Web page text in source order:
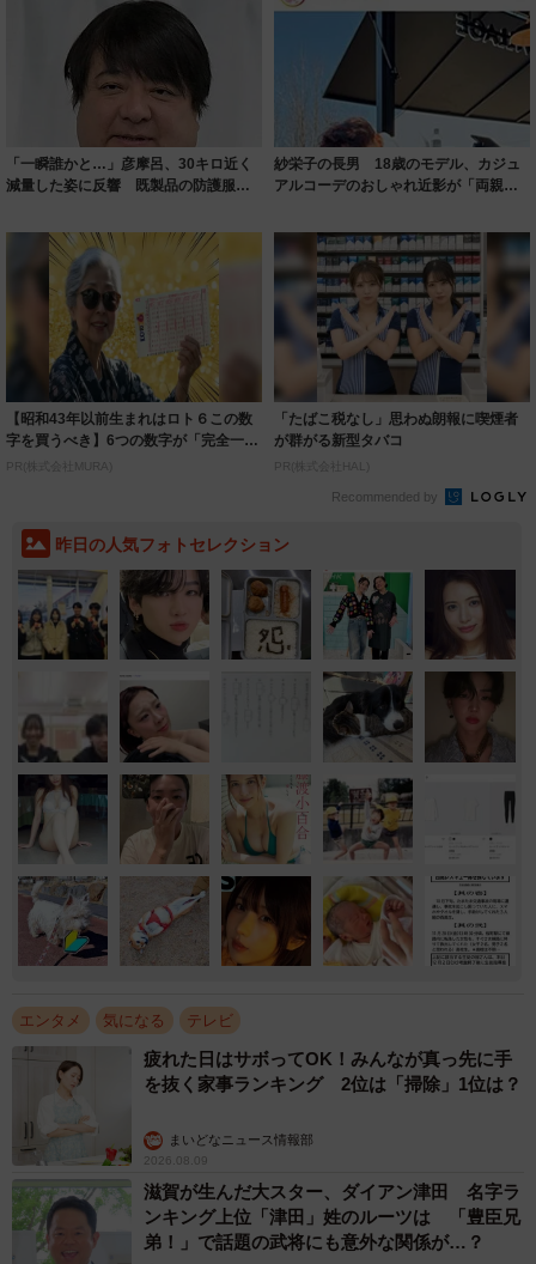
「一瞬誰かと…」彦摩呂、30キロ近く
減量した姿に反響 既製品の防護服が
紗栄子の長男 18歳のモデル、カジュ
アルコーデのおしゃれ近影が「両親の
【昭和43年以前生まれはロト６この数
字を買うべき】6つの数字が「完全一
致」する方...
PR(株式会社MURA)
「たばこ税なし」思わぬ朗報に喫煙者
が群がる新型タバコ
PR(株式会社HAL)
Recommended by
昨日の人気フォトセレクション
エンタメ 気になる テレビ
疲れた日はサボってOK！みんなが真っ先に手
を抜く家事ランキング 2位は「掃除」1位は？
まいどなニュース情報部
2026.08.09
滋賀が生んだ大スター、ダイアン津田 名字ラ
ンキング上位「津田」姓のルーツは 「豊臣兄
弟！」で話題の武将にも意外な関係が…？